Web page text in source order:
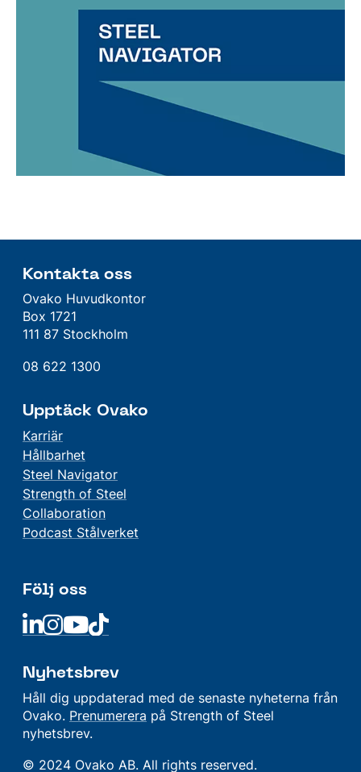
Kontakta oss
Ovako Huvudkontor
Box 1721
111 87 Stockholm
08 622 1300
Upptäck Ovako
Karriär
Hållbarhet
Steel Navigator
Strength of Steel
Collaboration
Podcast Stålverket
Följ oss
Linkedin
Linkedin
LinkedinLinkedin
Nyhetsbrev
Håll dig uppdaterad med de senaste nyheterna från
Ovako. Prenumerera på Strength of Steel
nyhetsbrev.
© 2024 Ovako AB. All rights reserved.